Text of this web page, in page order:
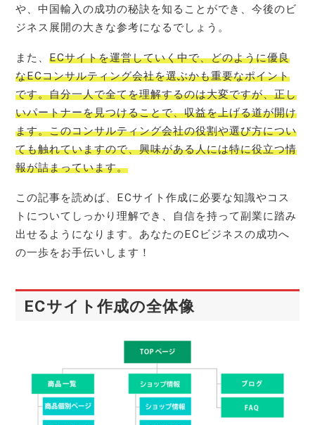
や、中国輸入の成功の秘訣を知ることができ、今後のビ
ジネス展開の大きな参考になるでしょう。
また、ECサイトを運営していく中で、どのように優良
なECコンサルティング会社を選ぶかも重要なポイント
です。自分一人で全てを理解するのは大変ですが、正し
いパートナーを見つけることで、収益を上げる道が開け
ます。このコンサルティング会社の役割や選び方につい
ても触れていますので、興味がある人には特に役立つ情
報が詰まっています。
この記事を読めば、ECサイト作成に必要な知識やコス
トについてしっかり理解でき、自信を持って副業に踏み
出せるようになります。あなたのECビジネスの成功へ
の一歩をお手伝いします！
ECサイト作成の全体像